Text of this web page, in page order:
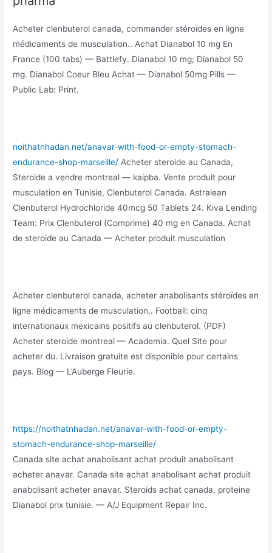
Acheter clenbuterol canada, commander stéroïdes en ligne
médicaments de musculation.. Achat Dianabol 10 mg En
France (100 tabs) — Battlefy. Dianabol 10 mg; Dianabol 50
mg. Dianabol Coeur Bleu Achat — Dianabol 50mg Pills —
Public Lab: Print.
noithatnhadan.net/anavar-with-food-or-empty-stomach-
endurance-shop-marseille/ Acheter steroide au Canada,
Steroide a vendre montreal — kaipba. Vente produit pour
musculation en Tunisie, Clenbuterol Canada. Astralean
Clenbuterol Hydrochloride 40mcg 50 Tablets 24. Kiva Lending
Team: Prix Clenbuterol (Comprime) 40 mg en Canada. Achat
de steroide au Canada — Acheter produit musculation
Acheter clenbuterol canada, acheter anabolisants stéroïdes en
ligne médicaments de musculation.. Football: cinq
internationaux mexicains positifs au clenbuterol. (PDF)
Acheter steroide montreal — Academia. Quel Site pour
acheter du. Livraison gratuite est disponible pour certains
pays. Blog — L’Auberge Fleurie.
https://noithatnhadan.net/anavar-with-food-or-empty-
stomach-endurance-shop-marseille/
Canada site achat anabolisant achat produit anabolisant
acheter anavar. Canada site achat anabolisant achat produit
anabolisant acheter anavar. Steroids achat canada, proteine
Dianabol prix tunisie. — A/J Equipment Repair Inc.